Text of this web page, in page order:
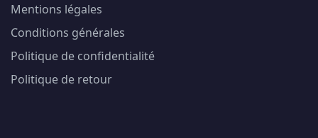
Mentions légales
Conditions générales
Politique de confidentialité
Politique de retour